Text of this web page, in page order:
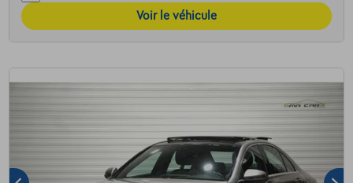
Voir le véhicule